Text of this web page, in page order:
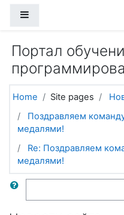
Портал
Home Site pages
Поздравляем
медалями!
Re: Поздравляем
медалями!
Search